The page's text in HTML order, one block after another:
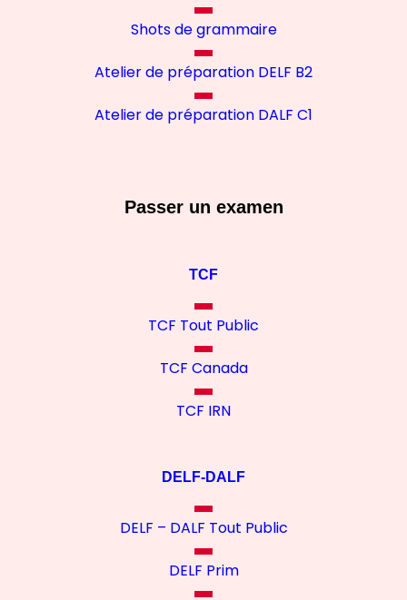
Shots de grammaire
Atelier de préparation DELF B2
Atelier de préparation DALF C1
Passer un examen
TCF
TCF Tout Public
TCF Canada
TCF IRN
DELF-DALF
DELF – DALF Tout Public
DELF Prim